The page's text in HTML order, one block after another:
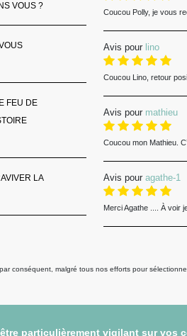
VOUS ?
FEU DE
LA
Coucou Polly, je vous
Avis pour lino
Coucou Lino, retour
Avis pour mathieu
Coucou mon Mathieu.
Avis pour agathe-1
Merci Agathe .... À voir
conséquent, malgré tous nos efforts pour
être particulièrement vigilant sur